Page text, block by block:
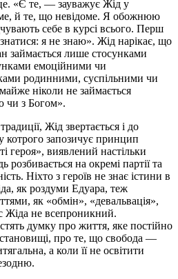
«Є те, — зауважує Жід у
й те, що невідоме. Я обожнюю
себе в курсі всього. Перш
я не знаю». Жід нарікає, що
займається лише стосунками
емоційними чи
родинними, суспільними чи
ніколи не займається
чи з Богом».
Жід звертається і до
котрого запозичує принцип
героя», виявлений настільки
розбивається на окремі партії та
Ніхто з героїв не знає істини в
як роздуми Едуара, теж
як «обмін», «девальвація»,
Жіда не всепроникний.
думку про життя, яке постійно
про те, що свобода —
а коли її не освітити